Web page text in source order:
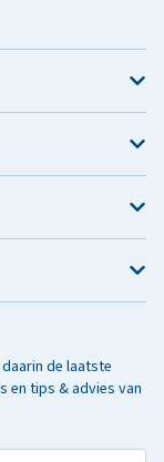
de laatste
en tips & advies van